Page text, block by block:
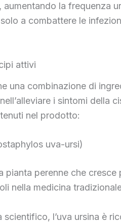
aumentando la frequenza
a combattere le
attivi
una combinazione di
i sintomi della
nel prodotto:
uva-ursi)
pianta perenne che
nella medicina
scientifico, l’uva ursina è